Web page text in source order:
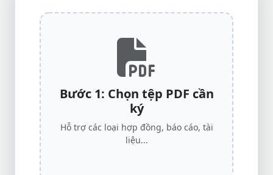
Bước 1: Chọn tệp PDF cần
ký
Hỗ trợ các loại hợp đồng, báo cáo, tài
liệu...